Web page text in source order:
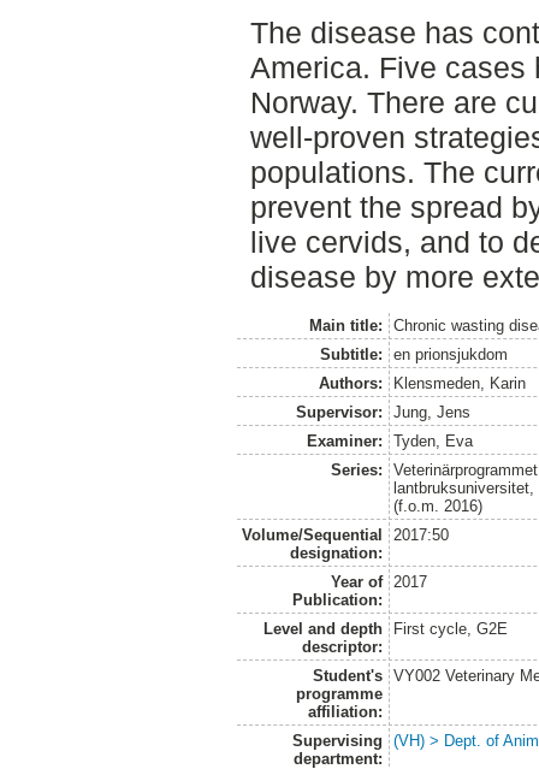
The disease has
America. Five cases
Norway. There are
well-proven
populations. The
prevent the spread
live cervids, and to
disease by more
Main title:
Chronic wasting
Subtitle:
en prionsjukdom
Authors:
Klensmeden, Karin
Supervisor:
Jung, Jens
Examiner:
Tyden, Eva
Series:
(f.o.m. 2016)
Volume/Sequential
designation:
2017:50
Year of
Publication:
2017
Level and depth
descriptor:
First cycle, G2E
Student's
programme
affiliation:
VY002 Veterinary
Supervising
department:
(VH) > Dept. of